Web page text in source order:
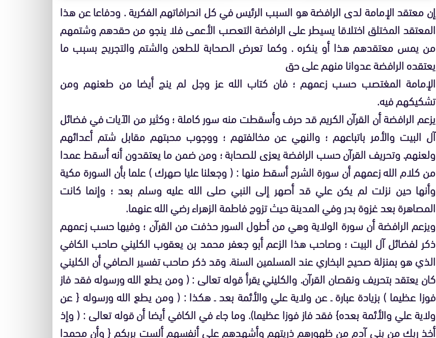
إن معتقد الإمامة لدى الرافضة هو السبب الرئيس في كل انحرافاتهم الفكرية . ودفاعا عن هذا
المعتقد المختلق اختلاقا يسيطر على الرافضة التعصب الأعمى فلا ينجو من حقدهم وشتمهم
من يمس معتقدهم هذا أو ينكره . وكما تعرض الصحابة للطعن والشتم والتجريح بسبب ما
يعتقده الرافضة عدوانا منهم على حق
الإمامة المغتصب حسب زعمهم ؛ فان كتاب الله عز وجل لم ينج أيضا من طعنهم ومن
تشكيكهم فيه.
يزعم الرافضة أن القرآن الكريم قد حرف وأسقطت منه سور كاملة ؛ وكثير من الآيات في فضائل
آل البيت والأمر باتباعهم ؛ والنهي عن مخالفتهم ؛ ووجوب محبتهم مقابل شتم أعدائهم
ولعنهم. وتحريف القرآن حسب الرافضة يعزى للصحابة ؛ ومن ضمن ما يعتقدون أنه أسقط عمدا
من كلام الله زعمهم أن سورة الشرح أسقط منها : ( وجعلنا عليا صهرك ) علما بأن السورة مكية
وأنها حين نزلت لم يكن علي قد أصهر إلى النبي صلى الله عليه وسلم بعد ؛ وإنما كانت
المصاهرة بعد غزوة بدر وفي المدينة حيث تزوج فاطمة الزهراء رضي الله عنهما.
ويزعم الرافضة أن سورة الولاية وهي من أطول السور حذفت من القرآن ؛ وفيها حسب زعمهم
ذكر لفضائل آل البيت ؛ وصاحب هذا الزعم أبو جعفر محمد بن يعقوب الكليني صاحب الكافي
الذي هو بمنزلة صحيح البخاري عند المسلمين السنة. وقد ذكر صاحب تفسير الصافي أن الكليني
كان يعتقد بتحريف ونقصان القرآن. والكليني يقرأ قوله تعالى : ( ومن يطع الله ورسوله فقد فاز
فوزا عظيما ) بزيادة عبارة ـ عن ولاية علي والأئمة بعد ـ هكذا : ( ومن يطع الله ورسوله { عن
ولاية علي والأئمة بعده} فقد فاز فوزا عظيما). وما جاء في الكافي أيضا أن قوله تعالى : ( وإذ
أخذ ربك من بني آدم من ظهورهم ذريتهم وأشهدهم على أنفسهم ألست بربكم { وأن محمدا